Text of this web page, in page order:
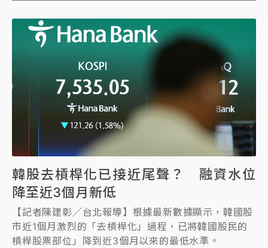
韓股去槓桿化已接近尾聲？ 融資水位
降至近3個月新低
【記者陳建彰╱台北報導】根據最新數據顯示，韓國股
市近1個月激烈的「去槓桿化」過程，已將韓國股民的
槓桿股票部位」降到近3個月以來的最低水準。